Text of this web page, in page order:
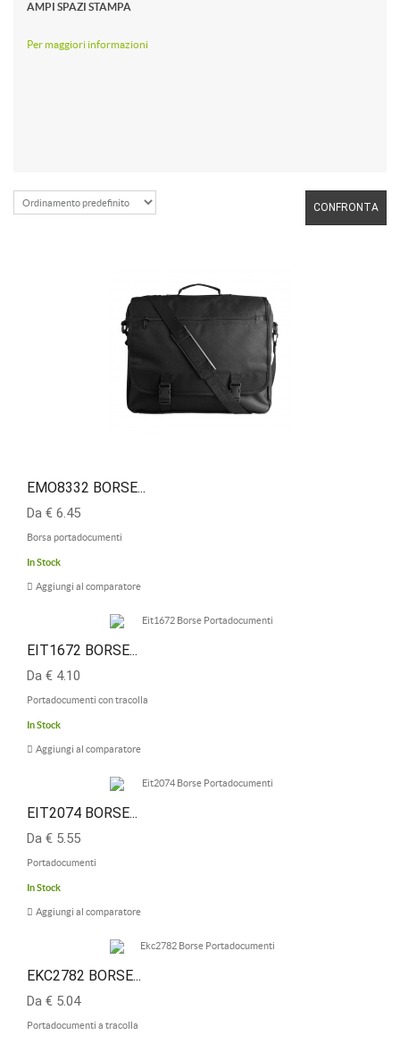
AMPI SPAZI STAMPA
Per maggiori informazioni
CONFRONTA
EMO8332 BORSE...
Da € 6.45
Borsa portadocumenti
In Stock
Aggiungi al comparatore
EIT1672 BORSE...
Da € 4.10
Portadocumenti con tracolla
In Stock
Aggiungi al comparatore
EIT2074 BORSE...
Da € 5.55
Portadocumenti
In Stock
Aggiungi al comparatore
EKC2782 BORSE...
Da € 5.04
Portadocumenti a tracolla